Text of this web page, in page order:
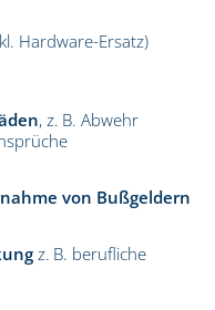
Hardware-Ersatz)
, z. B. Abwehr
von Bußgeldern
z. B. berufliche